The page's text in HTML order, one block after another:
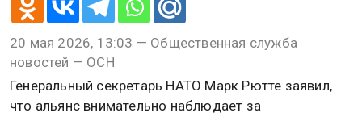
20 мая 2026, 13:03 — Общественная служба
новостей — ОСН
Генеральный секретарь НАТО Марк Рютте заявил,
что альянс внимательно наблюдает за